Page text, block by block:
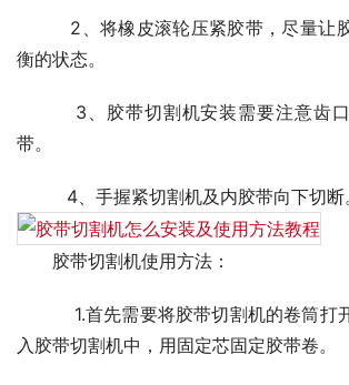
衡的状态。
带。
4、手握紧切割机及内胶带向下
胶带切割机使用方法：
入胶带切割机中，用固定芯固定胶带卷。